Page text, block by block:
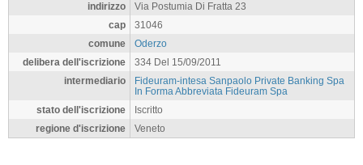
indirizzo
Via Postumia Di Fratta 23
cap
31046
comune
Oderzo
delibera dell'iscrizione
334 Del 15/09/2011
intermediario
Fideuram-intesa Sanpaolo Private Banking Spa
In Forma Abbreviata Fideuram Spa
stato dell'iscrizione
Iscritto
regione d'iscrizione
Veneto